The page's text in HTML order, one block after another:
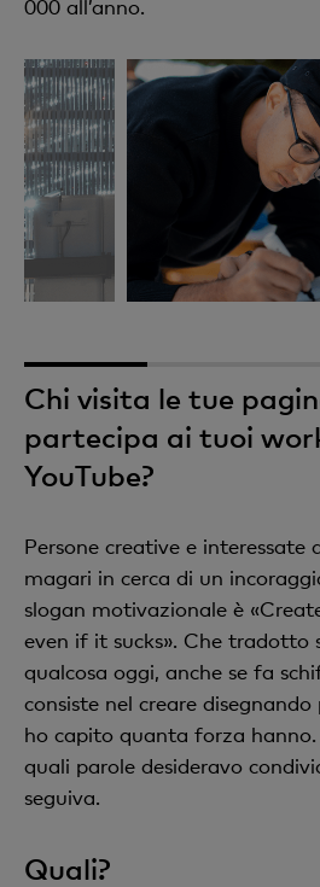
000 all’anno.
1
Chi visita le tue
partecipa ai tuoi
YouTube?
Persone creative e interessate
magari in cerca di un
slogan motivazionale è
even if it sucks». Che tradotto
qualcosa oggi, anche se fa
consiste nel creare
ho capito quanta forza hanno.
quali parole desideravo
seguiva.
Quali?